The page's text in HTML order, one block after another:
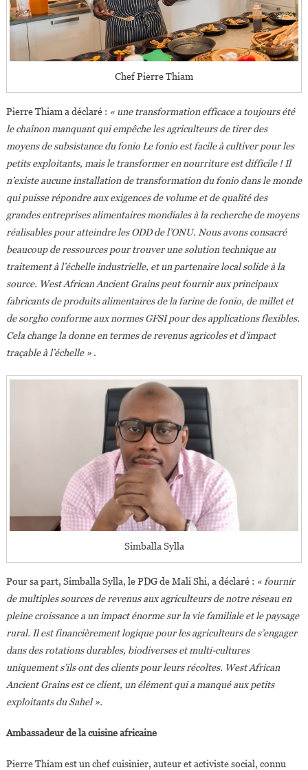
Chef Pierre Thiam
Pierre Thiam a déclaré : « une transformation efficace a toujours été
le chaînon manquant qui empêche les agriculteurs de tirer des
moyens de subsistance du fonio Le fonio est facile à cultiver pour les
petits exploitants, mais le transformer en nourriture est difficile ! Il
n’existe aucune installation de transformation du fonio dans le monde
qui puisse répondre aux exigences de volume et de qualité des
grandes entreprises alimentaires mondiales à la recherche de moyens
réalisables pour atteindre les ODD de l’ONU. Nous avons consacré
beaucoup de ressources pour trouver une solution technique au
traitement à l’échelle industrielle, et un partenaire local solide à la
source. West African Ancient Grains peut fournir aux principaux
fabricants de produits alimentaires de la farine de fonio, de millet et
de sorgho conforme aux normes GFSI pour des applications flexibles.
Cela change la donne en termes de revenus agricoles et d’impact
traçable à l’échelle ».
Simballa Sylla
Pour sa part, Simballa Sylla, le PDG de Mali Shi, a déclaré : « fournir
de multiples sources de revenus aux agriculteurs de notre réseau en
pleine croissance a un impact énorme sur la vie familiale et le paysage
rural. Il est financièrement logique pour les agriculteurs de s’engager
dans des rotations durables, biodiverses et multi-cultures
uniquement s’ils ont des clients pour leurs récoltes. West African
Ancient Grains est ce client, un élément qui a manqué aux petits
exploitants du Sahel ».
Ambassadeur de la cuisine africaine
Pierre Thiam est un chef cuisinier, auteur et activiste social, connu